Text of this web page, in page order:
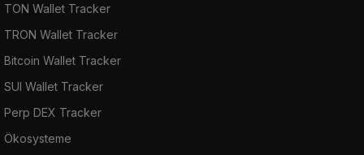
TON Wallet Tracker
TRON Wallet Tracker
Bitcoin Wallet Tracker
SUI Wallet Tracker
Perp DEX Tracker
Ökosysteme